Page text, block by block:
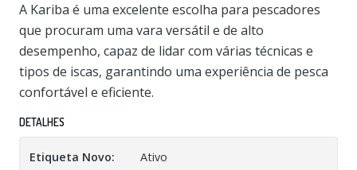
A Kariba é uma excelente escolha para pescadores
que procuram uma vara versátil e de alto
desempenho, capaz de lidar com várias técnicas e
tipos de iscas, garantindo uma experiência de pesca
confortável e eficiente.
DETALHES
Etiqueta Novo: Ativo